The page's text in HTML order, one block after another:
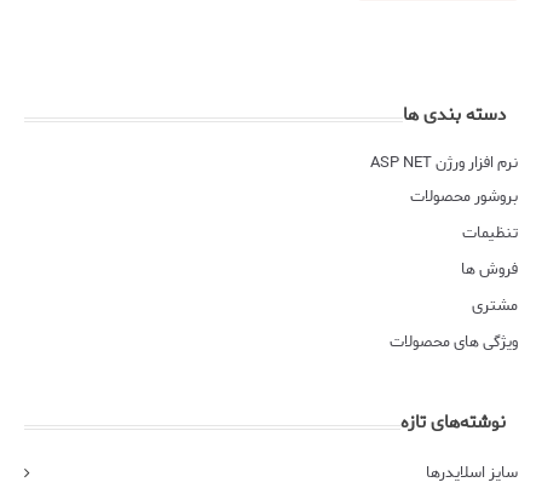
دسته بندی ها
نرم افزار ورژن ASP NET
بروشور محصولات
تنظیمات
فروش ها
مشتری
ویژگی های محصولات
نوشته‌های تازه
سایز اسلایدرها